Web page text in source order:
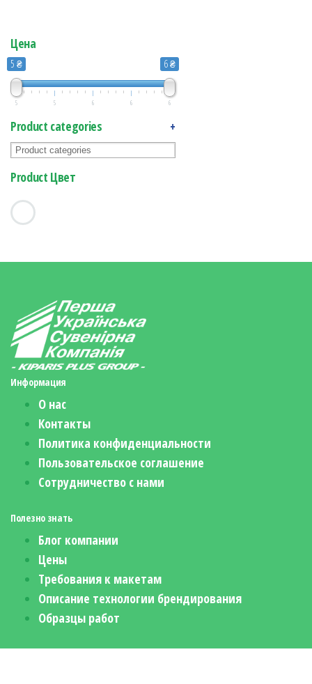
Цена
5 ₴ 6 ₴
5 5 6 6 6
Product categories +
Product Цвет
Информация
О нас
Контакты
Политика конфиденциальности
Пользовательское соглашение
Сотрудничество с нами
Полезно знать
Блог компании
Цены
Требования к макетам
Описание технологии брендирования
Образцы работ